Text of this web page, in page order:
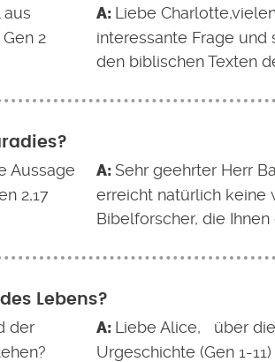
2
Liebe
interessante Frage und
den biblischen Texten
Aussage
2,17
Sehr geehrter Herr
erreicht natürlich keine
Bibelforscher, die Ihnen
Lebens?
der
Liebe Alice, über
Urgeschichte (Gen 1-